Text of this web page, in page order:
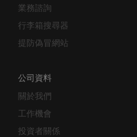
業務諮詢
行李箱搜尋器
提防偽冒網站
公司資料
關於我們
工作機會
投資者關係